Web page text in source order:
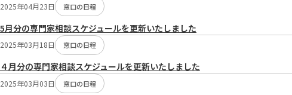
2025年04月23日 窓口の日程
5月分の専門家相談スケジュールを更新いたしました
2025年03月18日 窓口の日程
４月分の専門家相談スケジュールを更新いたしました
2025年03月03日 窓口の日程